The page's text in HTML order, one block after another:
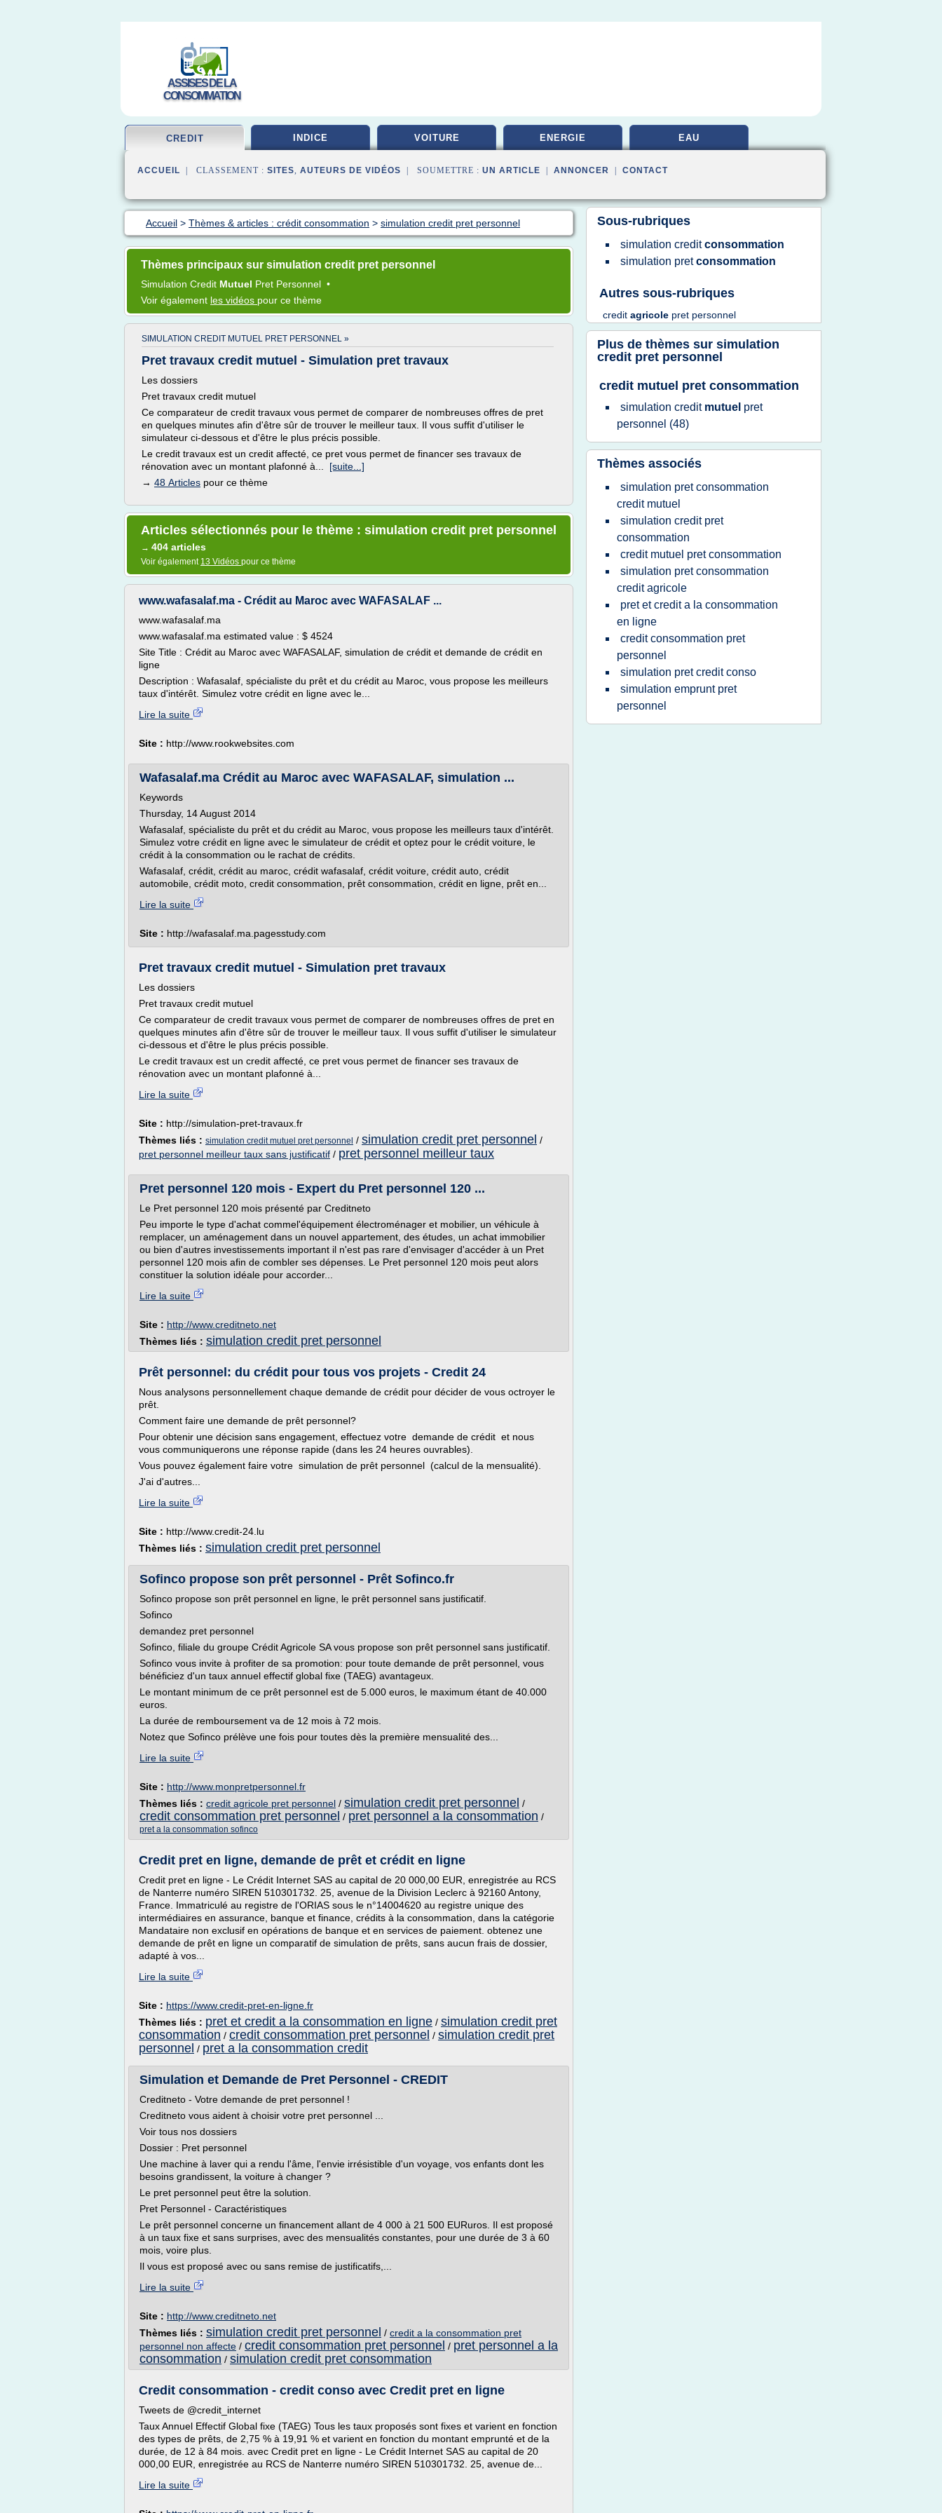
ASSISES DE LA
CONSOMMATION
CREDIT INDICE VOITURE ENERGIE EAU
ACCUEIL | CLASSEMENT : SITES, AUTEURS DE VIDÉOS | SOUMETTRE : UN ARTICLE ANNONCER CONTACT
Accueil > Thèmes & articles : crédit consommation > simulation credit pret personnel
Thèmes principaux sur simulation credit pret personnel
Simulation Credit Mutuel Pret Personnel •
Voir également les vidéos pour ce thème
SIMULATION CREDIT MUTUEL PRET PERSONNEL »
Pret travaux credit mutuel - Simulation pret travaux
Les dossiers
Pret travaux credit mutuel
Ce comparateur de credit travaux vous permet de comparer de nombreuses offres de pret
en quelques minutes afin d'être sûr de trouver le meilleur taux. Il vous suffit d'utiliser le
simulateur ci-dessous et d'être le plus précis possible.
Le credit travaux est un credit affecté, ce pret vous permet de financer ses travaux de
rénovation avec un montant plafonné à... [suite...]
→ 48 Articles pour ce thème
Articles sélectionnés pour le thème : simulation credit pret personnel
→ 404 articles
Voir également 13 Vidéos pour ce thème
www.wafasalaf.ma - Crédit au Maroc avec WAFASALAF ...
www.wafasalaf.ma
www.wafasalaf.ma estimated value : $ 4524
Site Title : Crédit au Maroc avec WAFASALAF, simulation de crédit et demande de crédit en
ligne
Description : Wafasalaf, spécialiste du prêt et du crédit au Maroc, vous propose les meilleurs
taux d'intérêt. Simulez votre crédit en ligne avec le...
Lire la suite
Site : http://www.rookwebsites.com
Wafasalaf.ma Crédit au Maroc avec WAFASALAF, simulation ...
Keywords
Thursday, 14 August 2014
Wafasalaf, spécialiste du prêt et du crédit au Maroc, vous propose les meilleurs taux d'intérêt.
Simulez votre crédit en ligne avec le simulateur de crédit et optez pour le crédit voiture, le
crédit à la consommation ou le rachat de crédits.
Wafasalaf, crédit, crédit au maroc, crédit wafasalaf, crédit voiture, crédit auto, crédit
automobile, crédit moto, credit consommation, prêt consommation, crédit en ligne, prêt en...
Lire la suite
Site : http://wafasalaf.ma.pagesstudy.com
Pret travaux credit mutuel - Simulation pret travaux
Les dossiers
Pret travaux credit mutuel
Ce comparateur de credit travaux vous permet de comparer de nombreuses offres de pret en
quelques minutes afin d'être sûr de trouver le meilleur taux. Il vous suffit d'utiliser le simulateur
ci-dessous et d'être le plus précis possible.
Le credit travaux est un credit affecté, ce pret vous permet de financer ses travaux de
rénovation avec un montant plafonné à...
Lire la suite
Site : http://simulation-pret-travaux.fr
Thèmes liés : simulation credit mutuel pret personnel / simulation credit pret personnel /
pret personnel meilleur taux sans justificatif / pret personnel meilleur taux
Pret personnel 120 mois - Expert du Pret personnel 120 ...
Le Pret personnel 120 mois présenté par Creditneto
Peu importe le type d'achat commel'équipement électroménager et mobilier, un véhicule à
remplacer, un aménagement dans un nouvel appartement, des études, un achat immobilier
ou bien d'autres investissements important il n'est pas rare d'envisager d'accéder à un Pret
personnel 120 mois afin de combler ses dépenses. Le Pret personnel 120 mois peut alors
constituer la solution idéale pour accorder...
Lire la suite
Site : http://www.creditneto.net
Thèmes liés : simulation credit pret personnel
Prêt personnel: du crédit pour tous vos projets - Credit 24
Nous analysons personnellement chaque demande de crédit pour décider de vous octroyer le
prêt.
Comment faire une demande de prêt personnel?
Pour obtenir une décision sans engagement, effectuez votre demande de crédit et nous
vous communiquerons une réponse rapide (dans les 24 heures ouvrables).
Vous pouvez également faire votre simulation de prêt personnel (calcul de la mensualité).
J'ai d'autres...
Lire la suite
Site : http://www.credit-24.lu
Thèmes liés : simulation credit pret personnel
Sofinco propose son prêt personnel - Prêt Sofinco.fr
Sofinco propose son prêt personnel en ligne, le prêt personnel sans justificatif.
Sofinco
demandez pret personnel
Sofinco, filiale du groupe Crédit Agricole SA vous propose son prêt personnel sans justificatif.
Sofinco vous invite à profiter de sa promotion: pour toute demande de prêt personnel, vous
bénéficiez d'un taux annuel effectif global fixe (TAEG) avantageux.
Le montant minimum de ce prêt personnel est de 5.000 euros, le maximum étant de 40.000
euros.
La durée de remboursement va de 12 mois à 72 mois.
Notez que Sofinco prélève une fois pour toutes dès la première mensualité des...
Lire la suite
Site : http://www.monpretpersonnel.fr
Thèmes liés : credit agricole pret personnel / simulation credit pret personnel /
credit consommation pret personnel / pret personnel a la consommation /
pret a la consommation sofinco
Credit pret en ligne, demande de prêt et crédit en ligne
Credit pret en ligne - Le Crédit Internet SAS au capital de 20 000,00 EUR, enregistrée au RCS
de Nanterre numéro SIREN 510301732. 25, avenue de la Division Leclerc à 92160 Antony,
France. Immatriculé au registre de l'ORIAS sous le n°14004620 au registre unique des
intermédiaires en assurance, banque et finance, crédits à la consommation, dans la catégorie
Mandataire non exclusif en opérations de banque et en services de paiement. obtenez une
demande de prêt en ligne un comparatif de simulation de prêts, sans aucun frais de dossier,
adapté à vos...
Lire la suite
Site : https://www.credit-pret-en-ligne.fr
Thèmes liés : pret et credit a la consommation en ligne / simulation credit pret
consommation / credit consommation pret personnel / simulation credit pret
personnel / pret a la consommation credit
Simulation et Demande de Pret Personnel - CREDIT
Creditneto - Votre demande de pret personnel !
Creditneto vous aident à choisir votre pret personnel ...
Voir tous nos dossiers
Dossier : Pret personnel
Une machine à laver qui a rendu l'âme, l'envie irrésistible d'un voyage, vos enfants dont les
besoins grandissent, la voiture à changer ?
Le pret personnel peut être la solution.
Pret Personnel - Caractéristiques
Le prêt personnel concerne un financement allant de 4 000 à 21 500 EURuros. Il est proposé
à un taux fixe et sans surprises, avec des mensualités constantes, pour une durée de 3 à 60
mois, voire plus.
Il vous est proposé avec ou sans remise de justificatifs,...
Lire la suite
Site : http://www.creditneto.net
Thèmes liés : simulation credit pret personnel / credit a la consommation pret
personnel non affecte / credit consommation pret personnel / pret personnel a la
consommation / simulation credit pret consommation
Credit consommation - credit conso avec Credit pret en ligne
Tweets de @credit_internet
Taux Annuel Effectif Global fixe (TAEG) Tous les taux proposés sont fixes et varient en fonction
des types de prêts, de 2,75 % à 19,91 % et varient en fonction du montant emprunté et de la
durée, de 12 à 84 mois. avec Credit pret en ligne - Le Crédit Internet SAS au capital de 20
000,00 EUR, enregistrée au RCS de Nanterre numéro SIREN 510301732. 25, avenue de...
Lire la suite
Sous-rubriques
simulation creditconsommation
simulation pretconsommation
Autres sous-rubriques
credit agricole pret personnel
Plus de thèmes sur simulation
credit pret personnel
credit mutuel pret consommation
simulation credit mutuel pret
personnel (48)
Thèmes associés
simulation pret consommation
credit mutuel
simulation credit pret
consommation
credit mutuel pret consommation
simulation pret consommation
credit agricole
pret et credit a la consommation
en ligne
credit consommation pret
personnel
simulation pret credit conso
simulation emprunt pret
personnel